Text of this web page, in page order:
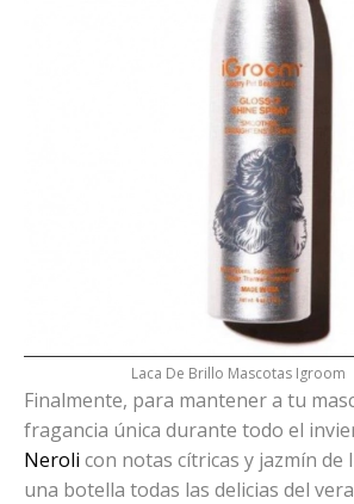
Laca De Brillo Mascotas Igroom
Finalmente, para mantener a tu
fragancia única durante todo el
Neroli con notas cítricas y jazmín
una botella todas las delicias del